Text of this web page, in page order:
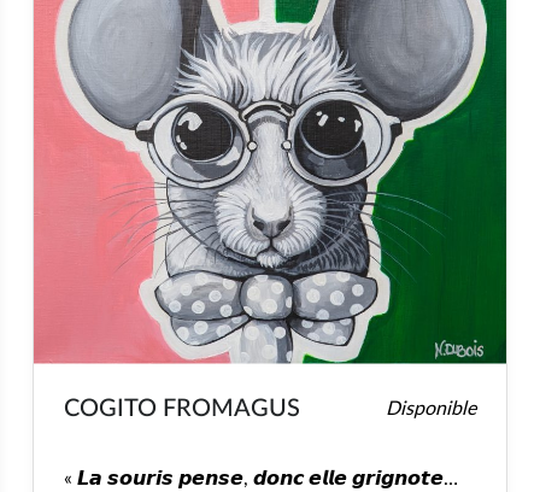
COGITO FROMAGUS Disponible
« 𝙇𝙖 𝙨𝙤𝙪𝙧𝙞𝙨 𝙥𝙚𝙣𝙨𝙚, 𝙙𝙤𝙣𝙘 𝙚𝙡𝙡𝙚 𝙜𝙧𝙞𝙜𝙣𝙤𝙩𝙚…